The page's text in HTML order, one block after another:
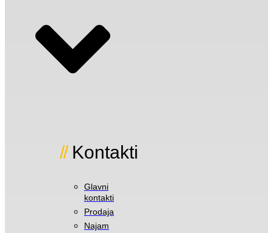
Kontakti
Glavni
kontakti
Prodaja
Najam